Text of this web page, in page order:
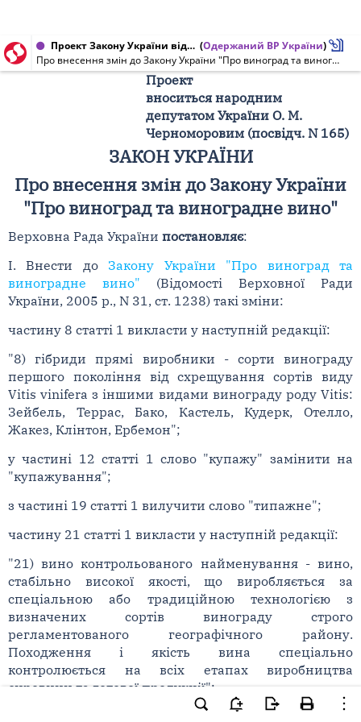
Проект Закону України від 19.11.2009 № 5364 (Одержаний ВР України)
Про внесення змін до Закону України "Про виноград та виноградне вино" (щодо захисту якості вітчизняної виноробної продукції і посилення боротьби з її фальсифікацією)